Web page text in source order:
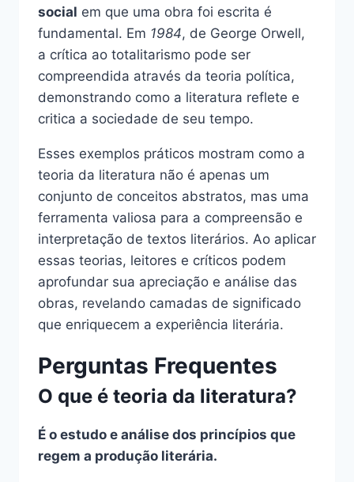
social em que uma obra foi escrita é
fundamental. Em 1984, de George Orwell,
a crítica ao totalitarismo pode ser
compreendida através da teoria política,
demonstrando como a literatura reflete e
critica a sociedade de seu tempo.
Esses exemplos práticos mostram como a
teoria da literatura não é apenas um
conjunto de conceitos abstratos, mas uma
ferramenta valiosa para a compreensão e
interpretação de textos literários. Ao aplicar
essas teorias, leitores e críticos podem
aprofundar sua apreciação e análise das
obras, revelando camadas de significado
que enriquecem a experiência literária.
Perguntas Frequentes
O que é teoria da literatura?
É o estudo e análise dos princípios que
regem a produção literária.